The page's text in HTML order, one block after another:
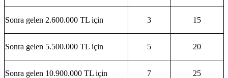
Sonra gelen 2.600.000 TL için 3 15
Sonra gelen 5.500.000 TL için 5 20
Sonra gelen 10.900.000 TL için 7 25